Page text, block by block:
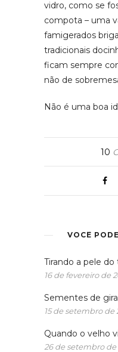
vidro, como se
compota – uma
famigerados
tradicionais
ficam sempre
não de
Não é uma boa
10
VOCÊ
Tirando a pele
16 de fevereiro de
Sementes de
15 de setembro de
Quando o velho
26 de setembro de